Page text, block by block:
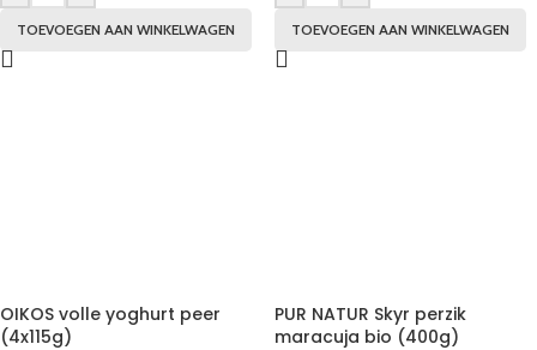
TOEVOEGEN AAN WINKELWAGEN TOEVOEGEN AAN WINKELWAGEN
OIKOS volle yoghurt peer
(4x115g)
PUR NATUR Skyr perzik
maracuja bio (400g)